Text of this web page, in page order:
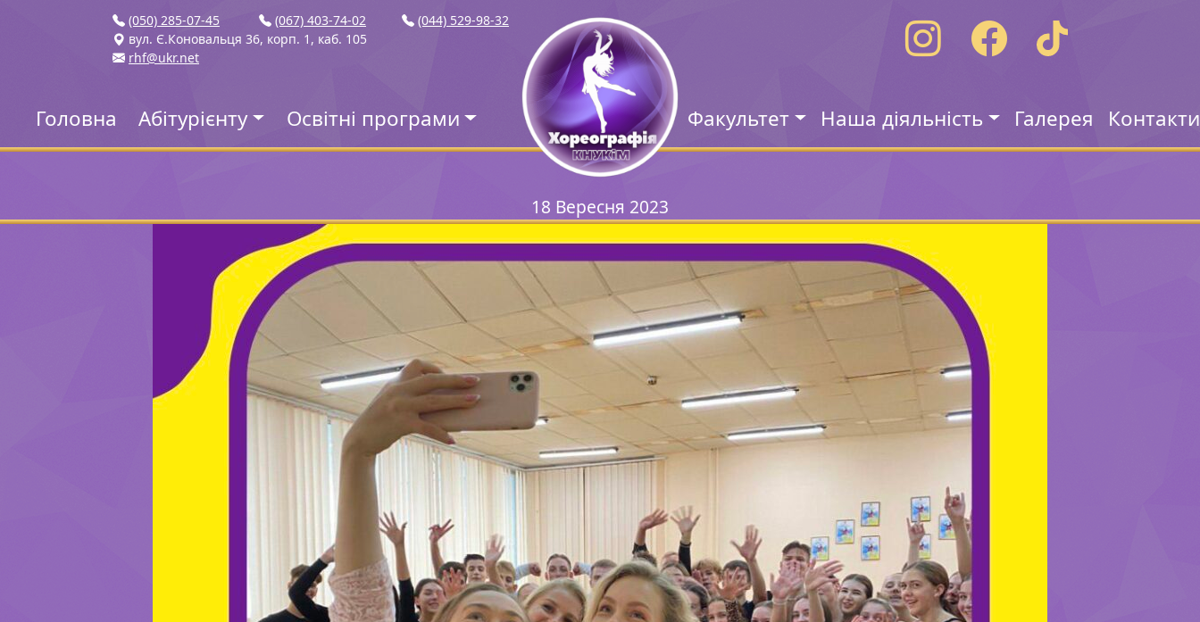
Головна Абітурієнту Освітні програми Факультет Наша діяльність Галерея Контакти
(050) 285-07-45 (067) 403-74-02
(044) 529-98-32
вул. Є.Коновальця 36, корп. 1, каб. 105
rhf@ukr.net
18 Вересня 2023